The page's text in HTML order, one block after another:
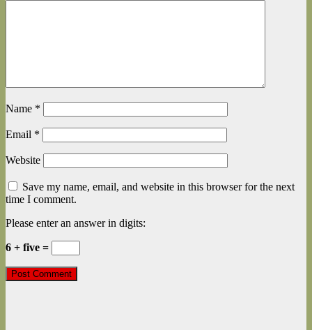
Name *
Email *
Website
Save my name, email, and website in this browser for the next
time I comment.
Please enter an answer in digits:
6 + five =